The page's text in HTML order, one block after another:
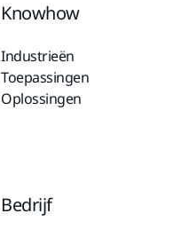
Knowhow
Industrieën
Toepassingen
Oplossingen
Bedrijf